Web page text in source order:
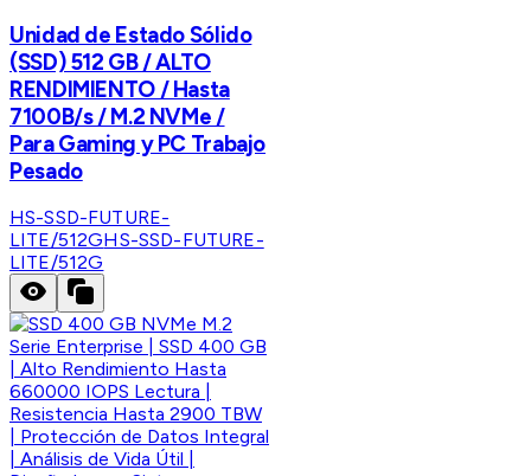
Unidad de Estado Sólido
(SSD) 512 GB / ALTO
RENDIMIENTO / Hasta
7100B/s / M.2 NVMe /
Para Gaming y PC Trabajo
Pesado
HS-SSD-FUTURE-
LITE/512GHS-SSD-FUTURE-
LITE/512G